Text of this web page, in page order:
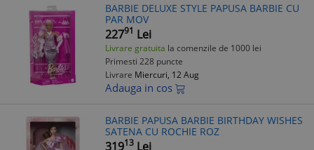
BARBIE DELUXE STYLE PAPUSA BARBIE CU
PAR MOV
22791 Lei
Livrare gratuita la comenzile de 1000 lei
Primesti 228 puncte
Livrare Miercuri, 12 Aug
Adauga in cos
BARBIE PAPUSA BARBIE BIRTHDAY WISHES
SATENA CU ROCHIE ROZ
31913 Lei